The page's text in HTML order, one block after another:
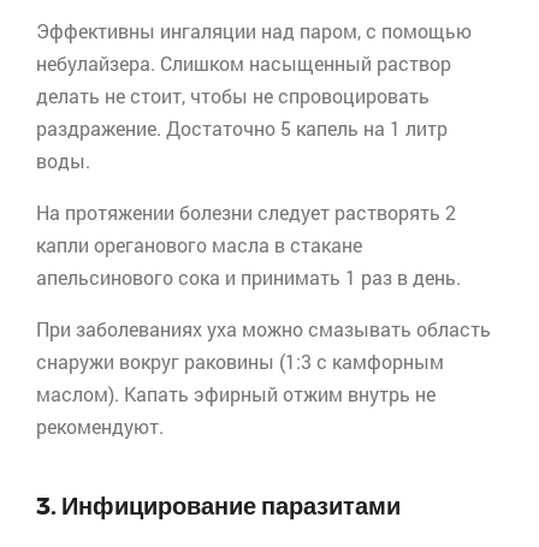
Эффективны ингаляции над паром, с помощью
небулайзера. Слишком насыщенный раствор
делать не стоит, чтобы не спровоцировать
раздражение. Достаточно 5 капель на 1 литр
воды.
На протяжении болезни следует растворять 2
капли ореганового масла в стакане
апельсинового сока и принимать 1 раз в день.
При заболеваниях уха можно смазывать область
снаружи вокруг раковины (1:3 с камфорным
маслом). Капать эфирный отжим внутрь не
рекомендуют.
3. Инфицирование паразитами